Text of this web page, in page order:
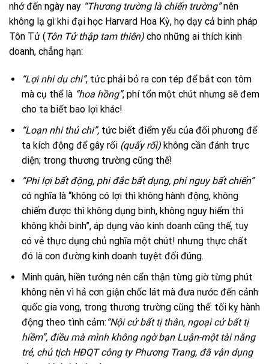
nhớ đến ngày nay “Thương trường là chiến trường”nên
không lạ gì khi đại học Harvard Hoa Kỳ, họ dạy cả binh pháp
Tôn Tử ( Tôn Tử thập tam thiên) cho những ai thích kinh
doanh, chẳng hạn:
“Lợi nhi dụ chi”, tức phải bỏ ra con tép để bắt con tôm
mà cụ thể là “hoa hồng”, phí tổn một chút nhưng sẽ đem
cho ta biết bao lợi khác!
“Loạn nhi thủ chi”, tức biết điểm yếu của đối phương để
ta kích động để gây rối (quấy rối)không cần đánh trực
diện; trong thương trường cũng thế!
“Phi lợi bất động, phi đắc bất dụng, phi nguy bất chiến”
có nghĩa là “không có lợi thì không hành động, không
chiếm được thì không dụng binh, không nguy hiểm thì
không khởi binh”, áp dụng vào kinh doanh cũng thế, tuy
có vẻ thực dụng chủ nghĩa một chút! nhưng thực chất
đó là con đường kinh doanh tuyệt đối đúng.
Minh quân, hiền tướng nên cẩn thận từng giờ từng phút
không nên vì hả cơn giận chốc lát mà đưa nước đến cảnh
quốc gia vong, trong thương trường cũng thế: tối kỵ hành
động theo tình cảm: “Nội cử bất tị thân, ngoại cử bất tị
hiềm”, điều mà mình không ngờ bạn Luận-một tài năng
trẻ, chủ tịch HĐQT công ty Phương Trang, đã vận dụng